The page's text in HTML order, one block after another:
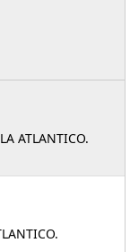
ATLANTICO.